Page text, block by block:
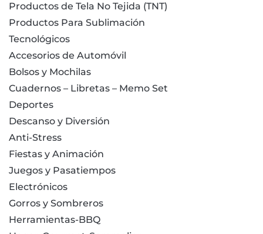
Productos de Tela No Tejida (TNT)
Productos Para Sublimación
Tecnológicos
Accesorios de Automóvil
Bolsos y Mochilas
Cuadernos – Libretas – Memo Set
Deportes
Descanso y Diversión
Anti-Stress
Fiestas y Animación
Juegos y Pasatiempos
Electrónicos
Gorros y Sombreros
Herramientas-BBQ